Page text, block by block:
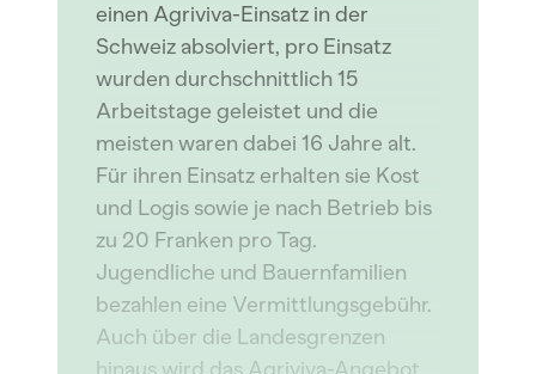
einen Agriviva-Einsatz in der
Schweiz absolviert, pro Einsatz
wurden durchschnittlich 15
Arbeitstage geleistet und die
meisten waren dabei 16 Jahre alt.
Für ihren Einsatz erhalten sie Kost
und Logis sowie je nach Betrieb bis
zu 20 Franken pro Tag.
Jugendliche und Bauernfamilien
bezahlen eine Vermittlungsgebühr.
Auch über die Landesgrenzen